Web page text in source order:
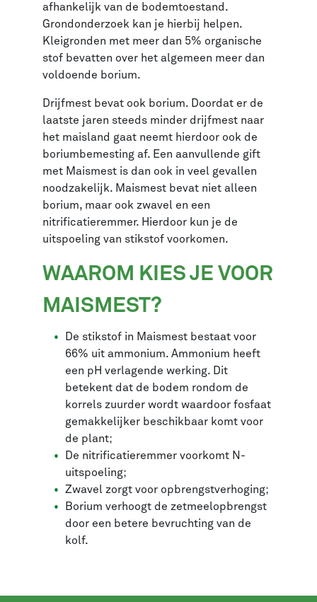
afhankelijk van de bodemtoestand.
Grondonderzoek kan je hierbij helpen.
Kleigronden met meer dan 5% organische
stof bevatten over het algemeen meer dan
voldoende borium.
Drijfmest bevat ook borium. Doordat er de
laatste jaren steeds minder drijfmest naar
het maisland gaat neemt hierdoor ook de
boriumbemesting af. Een aanvullende gift
met Maismest is dan ook in veel gevallen
noodzakelijk. Maismest bevat niet alleen
borium, maar ook zwavel en een
nitrificatieremmer. Hierdoor kun je de
uitspoeling van stikstof voorkomen.
WAAROM KIES JE VOOR
MAISMEST?
De stikstof in Maismest bestaat voor
66% uit ammonium. Ammonium heeft
een pH verlagende werking. Dit
betekent dat de bodem rondom de
korrels zuurder wordt waardoor fosfaat
gemakkelijker beschikbaar komt voor
de plant;
De nitrificatieremmer voorkomt N-
uitspoeling;
Zwavel zorgt voor opbrengstverhoging;
Borium verhoogt de zetmeelopbrengst
door een betere bevruchting van de
kolf.